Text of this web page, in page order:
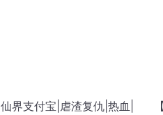
仙界支付宝|虐渣复仇|热血|